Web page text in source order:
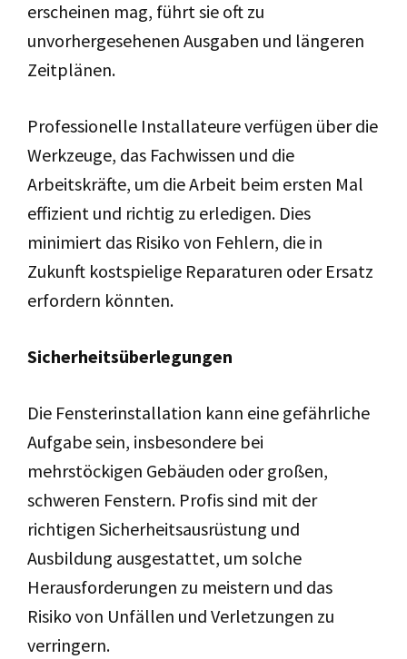
erscheinen mag, führt sie oft zu
unvorhergesehenen Ausgaben und längeren
Zeitplänen.
Professionelle Installateure verfügen über die
Werkzeuge, das Fachwissen und die
Arbeitskräfte, um die Arbeit beim ersten Mal
effizient und richtig zu erledigen. Dies
minimiert das Risiko von Fehlern, die in
Zukunft kostspielige Reparaturen oder Ersatz
erfordern könnten.
Sicherheitsüberlegungen
Die Fensterinstallation kann eine gefährliche
Aufgabe sein, insbesondere bei
mehrstöckigen Gebäuden oder großen,
schweren Fenstern. Profis sind mit der
richtigen Sicherheitsausrüstung und
Ausbildung ausgestattet, um solche
Herausforderungen zu meistern und das
Risiko von Unfällen und Verletzungen zu
verringern.